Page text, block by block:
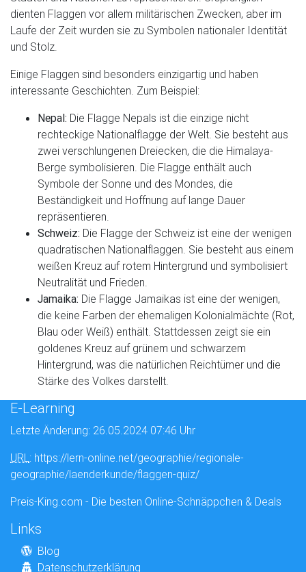
dienten Flaggen vor allem militärischen Zwecken, aber im
Laufe der Zeit wurden sie zu Symbolen nationaler Identität
und Stolz.
Einige Flaggen sind besonders einzigartig und haben
interessante Geschichten. Zum Beispiel:
Nepal: Die Flagge Nepals ist die einzige nicht
rechteckige Nationalflagge der Welt. Sie besteht aus
zwei verschlungenen Dreiecken, die die Himalaya-
Berge symbolisieren. Die Flagge enthält auch
Symbole der Sonne und des Mondes, die
Beständigkeit und Hoffnung auf lange Dauer
repräsentieren.
Schweiz: Die Flagge der Schweiz ist eine der wenigen
quadratischen Nationalflaggen. Sie besteht aus einem
weißen Kreuz auf rotem Hintergrund und symbolisiert
Neutralität und Frieden.
Jamaika: Die Flagge Jamaikas ist eine der wenigen,
die keine Farben der ehemaligen Kolonialmächte (Rot,
Blau oder Weiß) enthält. Stattdessen zeigt sie ein
goldenes Kreuz auf grünem und schwarzem
Hintergrund, was die natürlichen Reichtümer und die
Stärke des Volkes darstellt.
E-Learning
Letzte Änderung: 26.05.2024 07:46 Uhr
URL: https://lern-online.net/geographie/regionale-
geographie/laenderkunde/flaggen-quiz/
Preis-King.com - Die besten Online-Schnäppchen & Deals
Links
Blog
Datenschutzerklärung